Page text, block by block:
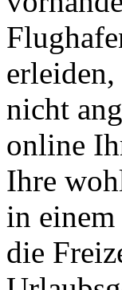
nicht
online
Ihre
in einem
die